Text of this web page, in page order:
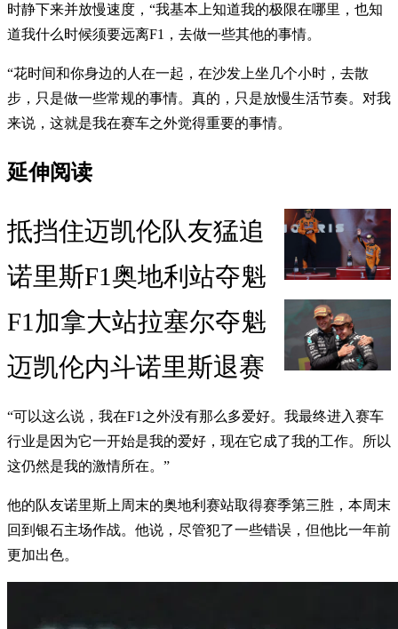
时静下来并放慢速度，“我基本上知道我的极限在哪里，也知
道我什么时候须要远离F1，去做一些其他的事情。
“花时间和你身边的人在一起，在沙发上坐几个小时，去散
步，只是做一些常规的事情。真的，只是放慢生活节奏。对我
来说，这就是我在赛车之外觉得重要的事情。
延伸阅读
抵挡住迈凯伦队友猛追
诺里斯F1奥地利站夺魁
F1加拿大站拉塞尔夺魁
迈凯伦内斗诺里斯退赛
“可以这么说，我在F1之外没有那么多爱好。我最终进入赛车
行业是因为它一开始是我的爱好，现在它成了我的工作。所以
这仍然是我的激情所在。”
他的队友诺里斯上周末的奥地利赛站取得赛季第三胜，本周末
回到银石主场作战。他说，尽管犯了一些错误，但他比一年前
更加出色。